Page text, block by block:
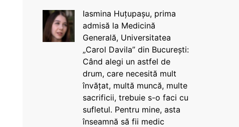
Iasmina Huțupașu, prima
admisă la Medicină
Generală, Universitatea
„Carol Davila” din București:
Când alegi un astfel de
drum, care necesită mult
învățat, multă muncă, multe
sacrificii, trebuie s-o faci cu
sufletul. Pentru mine, asta
înseamnă să fii medic